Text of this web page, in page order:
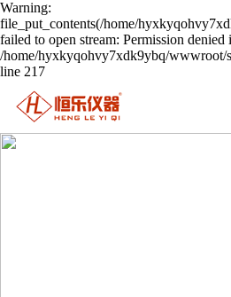
Warning:
file_put_contents(/home/
failed to open stream: Permission denied
/home/hyxkyqohvy7xdk9ybq/wwwroot/
line 217